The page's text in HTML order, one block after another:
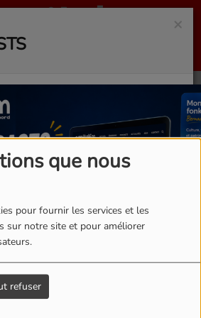
que nous
pour fournir les services et les
sur notre site et pour améliorer
refuser
×